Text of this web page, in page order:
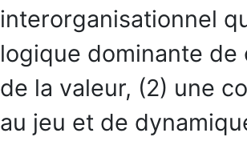
interorganisationnel
logique dominante de
de la valeur, (2) une
au jeu et de